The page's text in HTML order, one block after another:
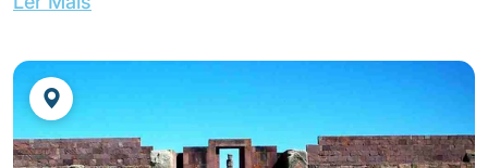
Lago Titicaca.
com uma vista deslumbrante de ambas as margens do
lago. Continuação da viagem aos Jardins Yumani! Você
mergulhará suas mãos na Fonte de Água Sagrada antes
de descer